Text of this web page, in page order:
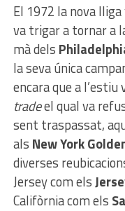
El 1972 la nova
va trigar a tornar a
mà dels
la seva única
encara que a
tradeel qual va
sent traspassat,
als New York
diverses
Jersey com els
Califòrnia com els